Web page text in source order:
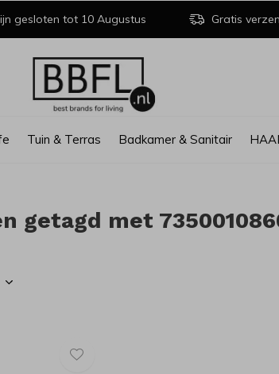
Tuin & Terras Badkamer & Sanitair
gesloten tot 10 Augustus Gratis
getagd met